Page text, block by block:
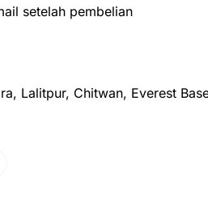
setelah pembelian
Lalitpur, Chitwan, Everest